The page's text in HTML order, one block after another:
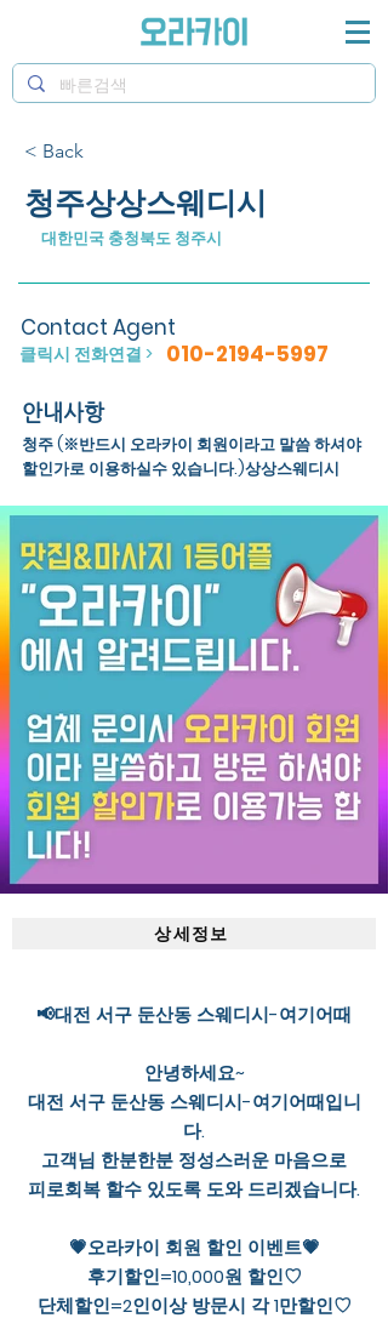
< Back
청주상상스웨디시
대한민국 충청북도 청주시
010-2194-5997
클릭시 전화연결 >
Contact Agent
안내사항
청주 (※반드시 오라카이 회원이라고 말씀 하셔야
할인가로 이용하실수 있습니다.)상상스웨디시
상세정보
📢대전 서구 둔산동 스웨디시-여기어때
안녕하세요~
대전 서구 둔산동 스웨디시-여기어때입니
다.
고객님 한분한분 정성스러운 마음으로
피로회복 할수 있도록 도와 드리겠습니다.
💗오라카이 회원 할인 이벤트💗
후기할인=10,000원 할인♡
단체할인=2인이상 방문시 각 1만할인♡